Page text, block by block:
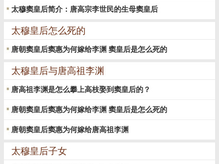
太穆窦皇后简介：唐高宗李世民的生母窦皇后
太穆皇后怎么死的
唐朝窦皇后窦惠为何嫁给李渊 窦皇后是怎么死的
太穆皇后与唐高祖李渊
唐高祖李渊是怎么攀上高枝娶到窦皇后的？
唐朝窦皇后窦惠为何嫁给李渊 窦皇后是怎么死的
唐朝窦皇后窦惠为何嫁给唐高祖李渊
太穆皇后子女